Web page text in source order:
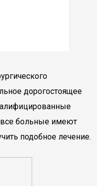
дорогостоящее
больные имеют
подобное лечение.